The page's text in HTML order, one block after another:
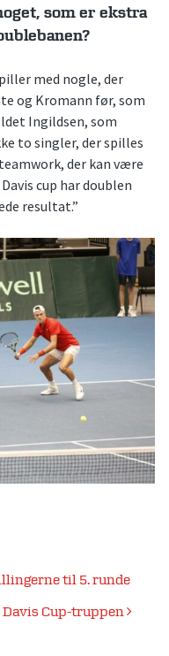
som er ekstra
med nogle, der
og Kromann før, som
Ingildsen, som
to singler, der spilles
der kan være
cup har doublen
resultat.”
til 5. runde
Cup-truppen